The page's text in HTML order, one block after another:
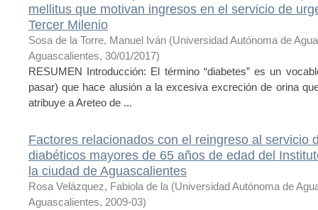
mellitus que motivan ingresos en el servicio de
Tercer Milenio
Sosa de la Torre, Manuel Iván (Universidad Autónoma de
Aguascalientes, 30/01/2017)
RESUMEN Introducción: El término “diabetes” es un
pasar) que hace alusión a la excesiva excreción de orina
atribuye a Areteo de ...
Factores relacionados con el reingreso al servicio
diabéticos mayores de 65 años de edad del
la ciudad de Aguascalientes
Rosa Velázquez, Fabiola de la (Universidad Autónoma de
Aguascalientes, 2009-03)